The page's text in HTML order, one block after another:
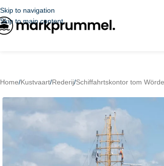
Skip to navigation
Skip to main content
Home/Kustvaart/Rederij/Schiffahrtskontor tom